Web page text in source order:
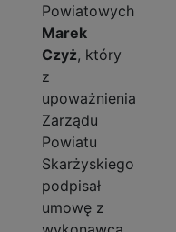
Powiatowych
Marek
Czyż, który
z
upoważnienia
Zarządu
Powiatu
Skarżyskiego
podpisał
umowę z